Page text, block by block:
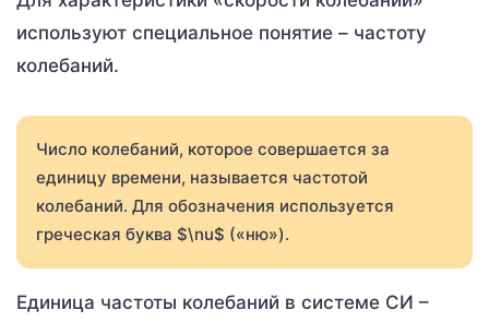
используют специальное понятие – частоту
колебаний.
Число колебаний, которое совершается за
единицу времени, называется частотой
колебаний. Для обозначения используется
греческая буква $\nu$ («ню»).
Единица частоты колебаний в системе СИ –